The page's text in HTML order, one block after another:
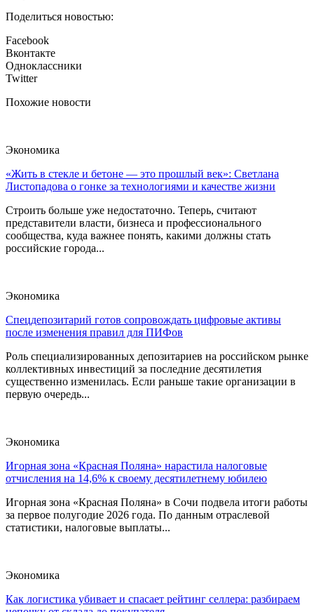
Поделиться новостью:
Facebook
Вконтакте
Одноклассники
Twitter
Похожие новости
Экономика
«Жить в стекле и бетоне — это прошлый век»: Светлана
Листопадова о гонке за технологиями и качестве жизни
Строить больше уже недостаточно. Теперь, считают
представители власти, бизнеса и профессионального
сообщества, куда важнее понять, какими должны стать
российские города...
Экономика
Спецдепозитарий готов сопровождать цифровые активы
после изменения правил для ПИФов
Роль специализированных депозитариев на российском рынке
коллективных инвестиций за последние десятилетия
существенно изменилась. Если раньше такие организации в
первую очередь...
Экономика
Игорная зона «Красная Поляна» нарастила налоговые
отчисления на 14,6% к своему десятилетнему юбилею
Игорная зона «Красная Поляна» в Сочи подвела итоги работы
за первое полугодие 2026 года. По данным отраслевой
статистики, налоговые выплаты...
Экономика
Как логистика убивает и спасает рейтинг селлера: разбираем